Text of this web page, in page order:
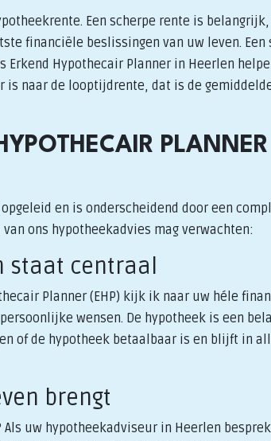
Een scherpe rente is
financiële beslissingen van uw leven. Een
Erkend Hypothecair Planner in Heerlen
is naar de looptijdrente, dat is de
en is onderscheidend door een
ons hypotheekadvies mag verwachten:
staat centraal
Planner (EHP) kijk ik naar uw héle
wensen. De hypotheek is een
of de hypotheek betaalbaar is en blijft in
brengt
uw hypotheekadviseur in Heerlen